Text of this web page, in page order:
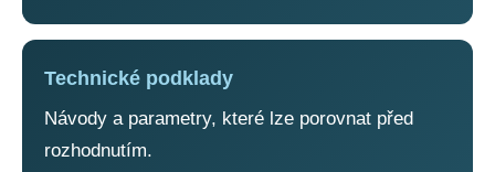
Technické podklady
Návody a parametry, které lze porovnat před
rozhodnutím.